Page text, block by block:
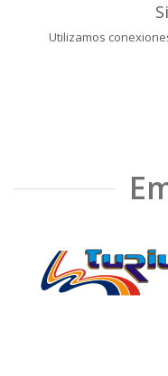
Utilizamos
❮